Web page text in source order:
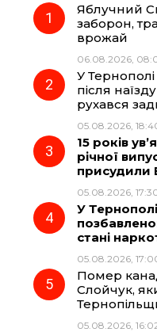
e
o
k
e
r
a
Яблучний
заборон,
врожай
06.08.2026,
У Тернополі
після
рухався
05.08.2026,
15 років
річної
присудили
05.08.2026,
У
стані
05.08.2026,
Помер
Слойчук,
05.08.2026,